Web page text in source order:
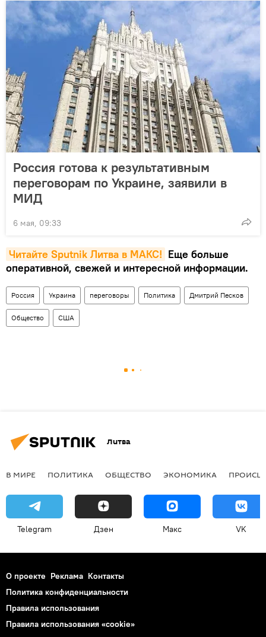
Россия готова к результативным
переговорам по Украине, заявили в
МИД
6 мая, 09:33
Читайте Sputnik Литва в MAКС! Еще больше
оперативной, свежей и интересной информации.
Россия Украина переговоры Политика Дмитрий Песков
Общество США
Литва
В МИРЕ ПОЛИТИКА ОБЩЕСТВО ЭКОНОМИКА
Telegram Дзен Макс VK
О проекте Реклама Контакты
Политика конфиденциальности
Правила использования
Правила использования «cookie»